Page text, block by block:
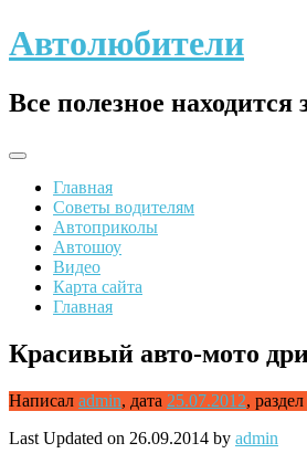
Skip
to
Автолюбители
Все полезное находится
Главная
Советы водителям
Автоприколы
Автошоу
Видео
Карта сайта
Главная
Красивый авто-мото
Написал admin, дата 25.07.2012, раздел
Last Updated on 26.09.2014 by admin